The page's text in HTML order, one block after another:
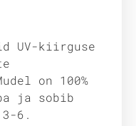
UV-kiirguse
on 100%
ja sobib
6.